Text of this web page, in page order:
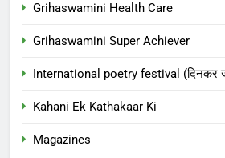
Grihaswamini Health Care
Grihaswamini Super Achiever
International poetry festival (दिनकर
Kahani Ek Kathakaar Ki
Magazines